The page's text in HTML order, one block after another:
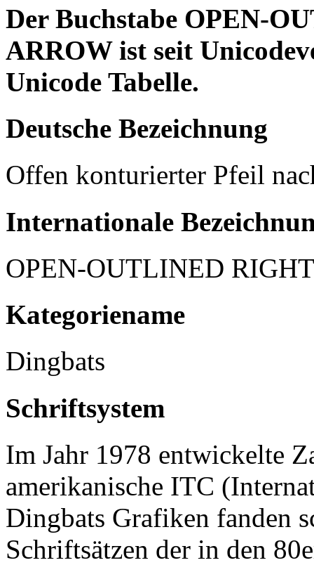
Der Buchstabe OPEN-
ARROW ist seit
Unicode Tabelle.
Deutsche Bezeichnung
Offen konturierter Pfeil
Internationale
OPEN-OUTLINED
Kategoriename
Dingbats
Schriftsystem
Im Jahr 1978 entwickelte
amerikanische ITC
Dingbats Grafiken fanden
Schriftsätzen der in den